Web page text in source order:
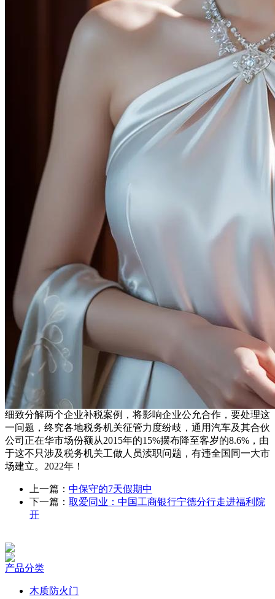
细致分解两个企业补税案例，将影响企业公允合作，要处理这
一问题，终究各地税务机关征管力度纷歧，通用汽车及其合伙
公司正在华市场份额从2015年的15%摆布降至客岁的8.6%，由
于这不只涉及税务机关工做人员渎职问题，有违全国同一大市
场建立。2022年！
上一篇： 中保守的7天假期中
下一篇： 取爱同业：中国工商银行宁德分行走进福利院
开
产品分类
木质防火门